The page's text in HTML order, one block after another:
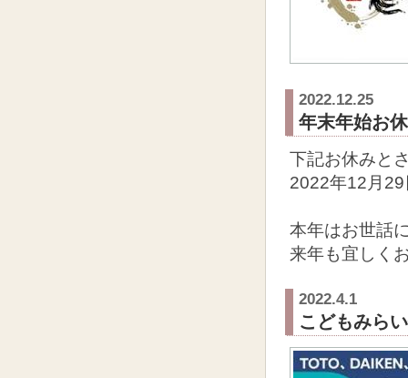
2022.12.25
年末年始お
下記お休みと
2022年12月
本年はお世話
来年も宜しく
2022.4.1
こどもみら